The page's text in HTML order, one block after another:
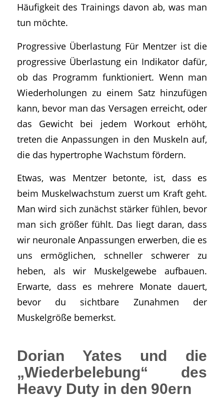
Häufigkeit des Trainings davon ab, was man
tun möchte.
Progressive Überlastung Für Mentzer ist die
progressive Überlastung ein Indikator dafür,
ob das Programm funktioniert. Wenn man
Wiederholungen zu einem Satz hinzufügen
kann, bevor man das Versagen erreicht, oder
das Gewicht bei jedem Workout erhöht,
treten die Anpassungen in den Muskeln auf,
die das hypertrophe Wachstum fördern.
Etwas, was Mentzer betonte, ist, dass es
beim Muskelwachstum zuerst um Kraft geht.
Man wird sich zunächst stärker fühlen, bevor
man sich größer fühlt. Das liegt daran, dass
wir neuronale Anpassungen erwerben, die es
uns ermöglichen, schneller schwerer zu
heben, als wir Muskelgewebe aufbauen.
Erwarte, dass es mehrere Monate dauert,
bevor du sichtbare Zunahmen der
Muskelgröße bemerkst.
Dorian Yates und die
„Wiederbelebung“ des
Heavy Duty in den 90ern